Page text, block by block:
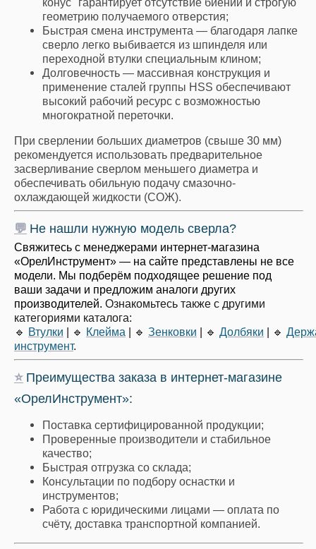
конус" гарантирует отсутствие биений и строгую
геометрию получаемого отверстия;
Быстрая смена инструмента — благодаря лапке
сверло легко выбивается из шпинделя или
переходной втулки специальным клином;
Долговечность — массивная конструкция и
применение сталей группы HSS обеспечивают
высокий рабочий ресурс с возможностью
многократной переточки.
При сверлении больших диаметров (свыше 30 мм)
рекомендуется использовать предварительное
засверливание сверлом меньшего диаметра и
обеспечивать обильную подачу смазочно-
охлаждающей жидкости (СОЖ).
💬 Не нашли нужную модель сверла?
Свяжитесь с менеджерами интернет-магазина
«ОрелИнструмент» — на сайте представлены не все
модели. Мы подберём подходящее решение под
ваши задачи и предложим аналоги других
производителей. Ознакомьтесь также с другими
категориями каталога:
🔹 Втулки 🔹 Клейма 🔹 Зенковки 🔹 Долбяки 🔹
инструмент.
⭐ Преимущества заказа в интернет-магазине
«ОрелИнструмент»:
Поставка сертифицированной продукции;
Проверенные производители и стабильное
качество;
Быстрая отгрузка со склада;
Консультации по подбору оснастки и
инструментов;
Работа с юридическими лицами — оплата по
счёту, доставка транспортной компанией.